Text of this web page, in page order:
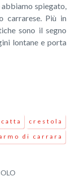
spiegato,
carrarese. Più in
sono il segno
lontane e porta
crestola
di carrara